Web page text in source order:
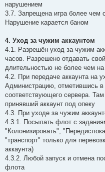
нарушением
3.7. Запрещена игра более чем
Нарушение карается баном
4. Уход за чужим аккаунтом
4.1. Разрешён уход за чужим
часов. Разрешено отдавать
длительностью не более чем на
4.2. При передаче аккаунта на
Администрацию, отметившись
соответствующего сервера.
принявший аккаунт под опеку
4.3. При уходе за чужим
4.3.1. Посылать флот с
"Колонизировать",
"транспорт" только для
аккаунта)
4.3.2. Любой запуск и отмена
флота